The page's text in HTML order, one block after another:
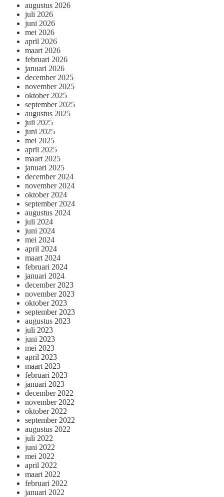
augustus 2026
juli 2026
juni 2026
mei 2026
april 2026
maart 2026
februari 2026
januari 2026
december 2025
november 2025
oktober 2025
september 2025
augustus 2025
juli 2025
juni 2025
mei 2025
april 2025
maart 2025
januari 2025
december 2024
november 2024
oktober 2024
september 2024
augustus 2024
juli 2024
juni 2024
mei 2024
april 2024
maart 2024
februari 2024
januari 2024
december 2023
november 2023
oktober 2023
september 2023
augustus 2023
juli 2023
juni 2023
mei 2023
april 2023
maart 2023
februari 2023
januari 2023
december 2022
november 2022
oktober 2022
september 2022
augustus 2022
juli 2022
juni 2022
mei 2022
april 2022
maart 2022
februari 2022
januari 2022